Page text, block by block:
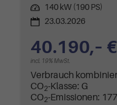
Leistung
140 kW (190 PS)
23.03.2026
40.190,– €
incl. 19% MwSt.
Verbrauch
CO2-Klasse: G
CO2-Emissionen: